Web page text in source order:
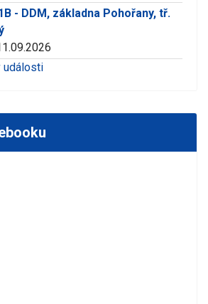
- DDM, základna Pohořany, tř.
události